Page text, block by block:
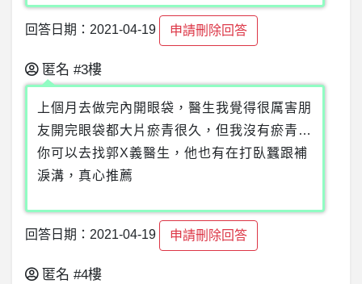
回答日期：2021-04-19 申請刪除回答
匿名 #3樓
上個月去做完內開眼袋，醫生我覺得很厲害朋
友開完眼袋都大片瘀青很久，但我沒有瘀青…
你可以去找郭X義醫生，他也有在打臥蠶跟補
淚溝，真心推薦
回答日期：2021-04-19 申請刪除回答
匿名 #4樓